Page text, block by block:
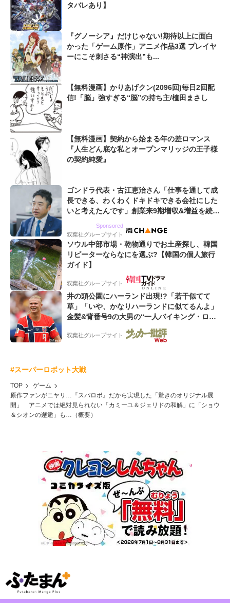
タバレあり】
『グノーシア』だけじゃない!期待以上に面白
かった「ゲーム原作」アニメ作品3選 プレイヤ
ーにこそ刺さる“神演出”も...
【無料漫画】かりあげクン(2096回)毎日2回配
信!「脳」強すぎる“脳”の持ち主/植田まさし
【無料漫画】契約から始まる年の差ロマンス
『人生どん底な私とオープンマリッジの王子様
の契約純愛』
ゴンドラ代表・古江恵治さん「仕事を通して成
長できる、わくわくドキドキできる会社にした
いと考えたんです」創業来9期増収&増益を続け
Sponsored
双葉社グループサイト
ソウル中部市場・乾物通りでお土産探し、韓国
リピーターならなにを選ぶ?【韓国の個人旅行
ガイド】
双葉社グループサイト
井の頭公園にハーランド出現!?「若干似てて
草」「いや、かなりハーランドに似てるんよ」
金髪&背番号9の大男の“一人バイキング・ロ
ー”映像が話題!「元気をもらった」
双葉社グループサイト
#スーパーロボット大戦
TOP
ゲーム
原作ファンがニヤリ…『スパロボ』だから実現した「驚きのオリジナル展
開」 アニメでは絶対見られない「カミーユ＆ジェリドの和解」に「ショウ
＆シオンの邂逅」も…（概要）